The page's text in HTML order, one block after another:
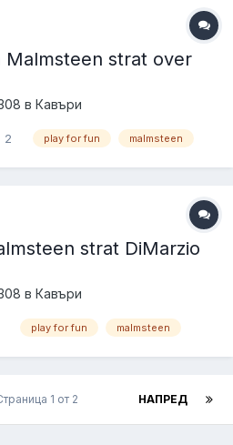
Malmsteen strat over
в Кавъри
2 play for fun malmsteen
strat DiMarzio
в Кавъри
play for fun malmsteen
НАПРЕД
1 от 2